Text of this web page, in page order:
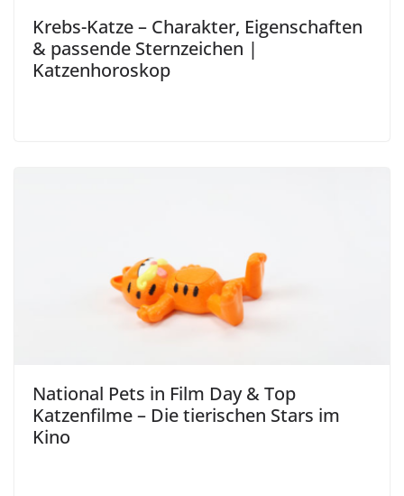
Krebs-Katze – Charakter, Eigenschaften
& passende Sternzeichen |
Katzenhoroskop
National Pets in Film Day & Top
Katzenfilme – Die tierischen Stars im
Kino